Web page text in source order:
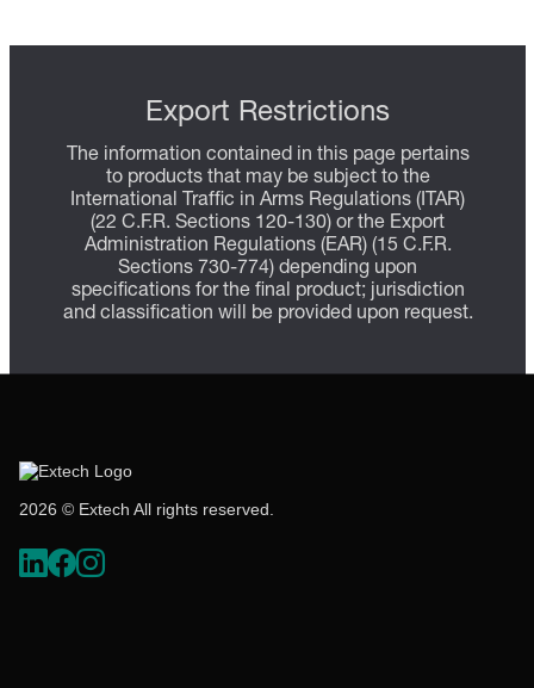
Export Restrictions
The information contained in this page pertains
to products that may be subject to the
International Traffic in Arms Regulations (ITAR)
(22 C.F.R. Sections 120-130) or the Export
Administration Regulations (EAR) (15 C.F.R.
Sections 730-774) depending upon
specifications for the final product; jurisdiction
and classification will be provided upon request.
2026 © Extech All rights reserved.